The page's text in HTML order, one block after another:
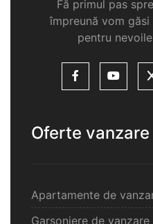
Fă primul pas
împreună vom
pentru
Oferte vanzare
Apartamente de
Garsoniere de vanzare